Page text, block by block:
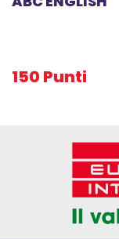
150 Punti